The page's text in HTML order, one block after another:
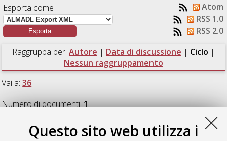
Questo sito web utilizza i
Esporta come
Atom
RSS 1.0
RSS 2.0
Raggruppa per: Autore | Data di discussione | Ciclo |
Nessun raggruppamento
Vai a:36
Numero di documenti:1.